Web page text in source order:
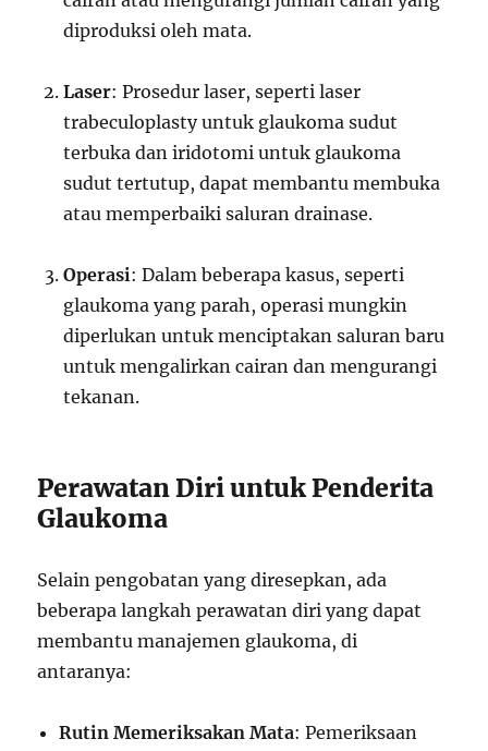
diproduksi oleh mata.
Laser: Prosedur laser, seperti laser
trabeculoplasty untuk glaukoma sudut
terbuka dan iridotomi untuk glaukoma
sudut tertutup, dapat membantu membuka
atau memperbaiki saluran drainase.
Operasi: Dalam beberapa kasus, seperti
glaukoma yang parah, operasi mungkin
diperlukan untuk menciptakan saluran baru
untuk mengalirkan cairan dan mengurangi
tekanan.
Perawatan Diri untuk Penderita
Glaukoma
Selain pengobatan yang diresepkan, ada
beberapa langkah perawatan diri yang dapat
membantu manajemen glaukoma, di
antaranya:
Rutin Memeriksakan Mata: Pemeriksaan